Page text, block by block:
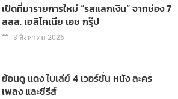
เปิดที่มารายการใหม่ “รสแลกเงิน” จากช่อง 7
สสส. เฮลิโคเนีย เอช กรุ๊ป
3 สิงหาคม 2026
ย้อนดู แดง ไบเล่ย์ 4 เวอร์ชั่น หนัง ละคร
เพลง และซีรีส์